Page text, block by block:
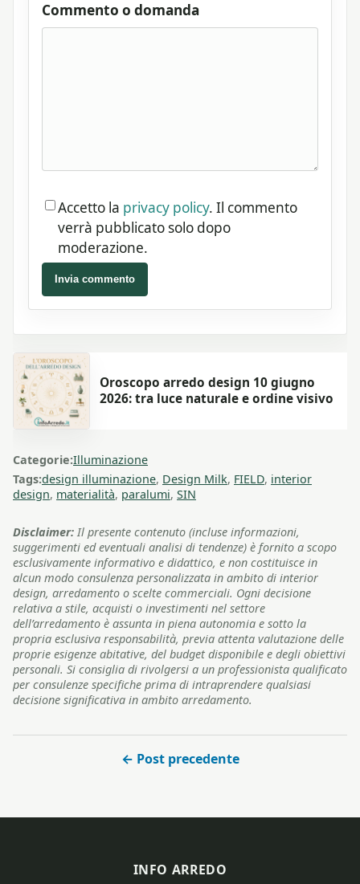
Commento o domanda
Accetto la privacy policy. Il commento
verrà pubblicato solo dopo
moderazione.
Invia commento
Oroscopo arredo design 10 giugno
2026: tra luce naturale e ordine visivo
Categorie:Illuminazione
Tags:design illuminazione, Design Milk, FIELD, interior
design, materialità, paralumi, SIN
Disclaimer: Il presente contenuto (incluse informazioni,
suggerimenti ed eventuali analisi di tendenze) è fornito a scopo
esclusivamente informativo e didattico, e non costituisce in
alcun modo consulenza personalizzata in ambito di interior
design, arredamento o scelte commerciali. Ogni decisione
relativa a stile, acquisti o investimenti nel settore
dell’arredamento è assunta in piena autonomia e sotto la
propria esclusiva responsabilità, previa attenta valutazione delle
proprie esigenze abitative, del budget disponibile e degli obiettivi
personali. Si consiglia di rivolgersi a un professionista qualificato
per consulenze specifiche prima di intraprendere qualsiasi
decisione significativa in ambito arredamento.
← Post precedente
INFO ARREDO